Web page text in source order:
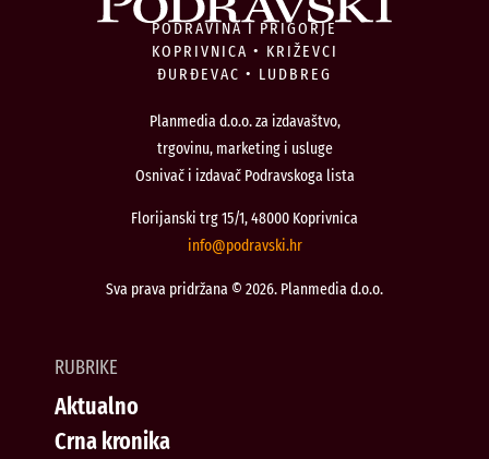
PODRAVINA I PRIGORJE
KOPRIVNICA • KRIŽEVCI
ĐURĐEVAC • LUDBREG
Planmedia d.o.o. za izdavaštvo,
trgovinu, marketing i usluge
Osnivač i izdavač Podravskoga lista
Florijanski trg 15/1, 48000 Koprivnica
rh.iksvardop
@ofni
Sva prava pridržana © 2026. Planmedia d.o.o.
RUBRIKE
Aktualno
Crna kronika